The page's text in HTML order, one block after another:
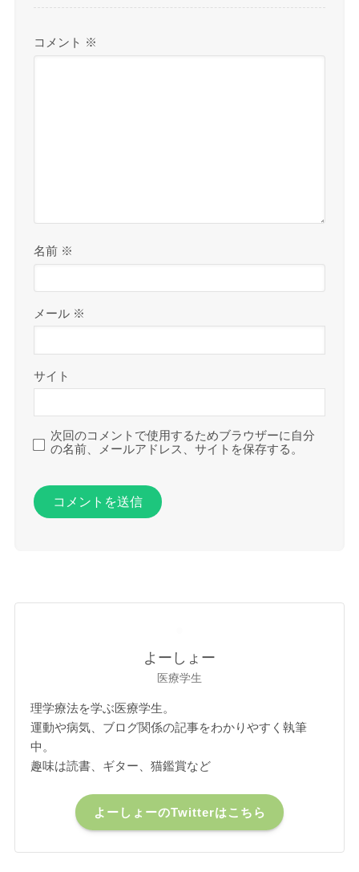
コメント ※
名前 ※
メール ※
サイト
次回のコメントで使用するためブラウザーに自分
の名前、メールアドレス、サイトを保存する。
よーしょー
医療学生
理学療法を学ぶ医療学生。
運動や病気、ブログ関係の記事をわかりやすく執筆
中。
趣味は読書、ギター、猫鑑賞など
よーしょーのTwitterはこちら